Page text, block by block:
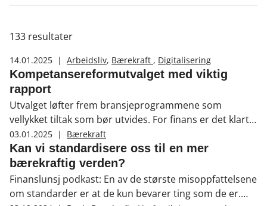
133 resultater
14.01.2025 | Arbeidsliv, Bærekraft , Digitalisering
Kompetansereformutvalget med viktig
rapport
Utvalget løfter frem bransjeprogrammene som
vellykket tiltak som bør utvides. For finans er det klart
at programmet utvides frem til 2027.
03.01.2025 | Bærekraft
Kan vi standardisere oss til en mer
bærekraftig verden?
Finanslunsj podkast: En av de største misoppfattelsene
om standarder er at de kun bevarer ting som de er.